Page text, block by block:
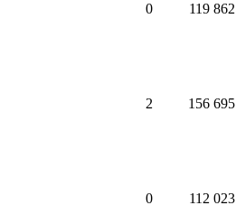
0 119 862
2 156 695
0 112 023